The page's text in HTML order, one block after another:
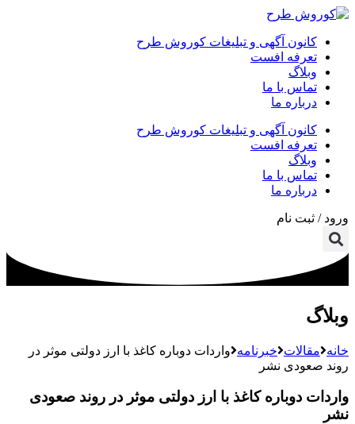
کانون آگهی و تبلیغات کوروش طرح
تعرفه افست
وبلاگ
تماس با ما
درباره ما
کانون آگهی و تبلیغات کوروش طرح
تعرفه افست
وبلاگ
تماس با ما
درباره ما
ورود / ثبت نام
وبلاگ
خانه مقالات خبرنامه واردات دوباره کاغذ با ارز دولتی موثر در
روند صعودی نشر
واردات دوباره کاغذ با ارز دولتی موثر در روند صعودی
نشر